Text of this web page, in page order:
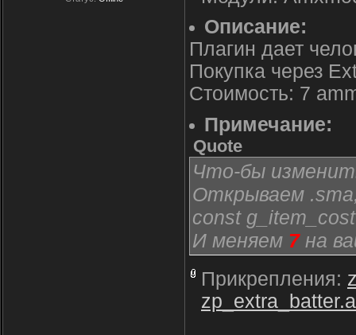
Описание:
Плагин дает
Покупка через
Стоимость: 7
Примечание:
Quote
Что-бы
Открываем
const
И меняем 7на
Прикрепления: